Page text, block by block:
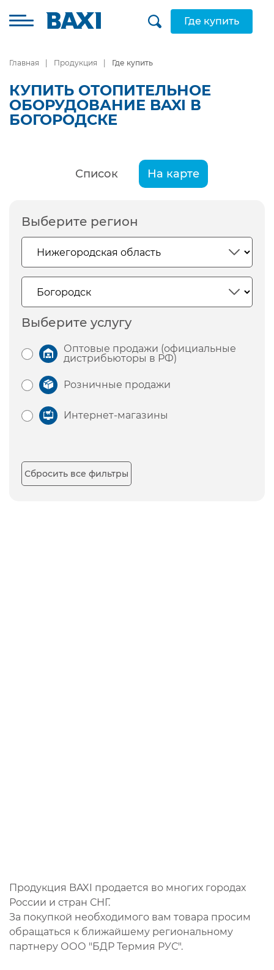
Где купить
Главная Продукция Где купить
КУПИТЬ ОТОПИТЕЛЬНОЕ
ОБОРУДОВАНИЕ BAXI В
БОГОРОДСКЕ
Список На карте
Выберите регион
Выберите услугу
Оптовые продажи (официальные
дистрибьюторы в РФ)
Розничные продажи
Интернет-магазины
Сбросить все фильтры
Продукция BAXI продается во многих городах
России и стран СНГ.
За покупкой необходимого вам товара просим
обращаться к ближайшему региональному
партнеру ООО "БДР Термия РУС".